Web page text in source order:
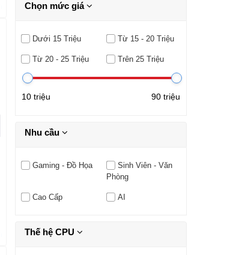
Chọn mức giá
Dưới 15 Triệu Từ 15 - 20 Triệu
Từ 20 - 25 Triệu Trên 25 Triệu
10 triệu 90 triệu
Nhu cầu
Gaming - Đồ Họa
Sinh Viên - Văn
Phòng
Cao Cấp AI
Thế hệ CPU